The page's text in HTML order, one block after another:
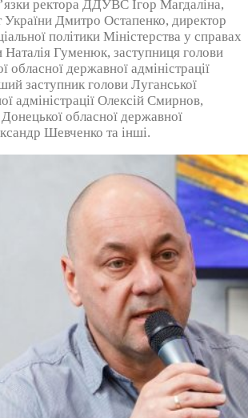
ректора ДДУВС Ігор Магдаліна,
України Дмитро Остапенко, директор
політики Міністерства у справах
Наталія Гуменюк, заступниця голови
обласної державної адміністрації
заступник голови Луганської
адміністрації Олексій Смирнов,
обласної державної
Шевченко та інші.